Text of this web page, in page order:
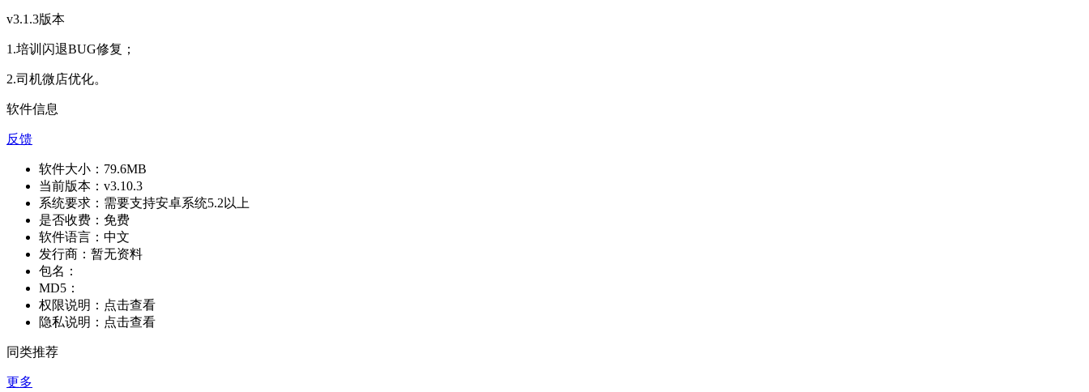
v3.1.3版本
1.培训闪退BUG修复；
2.司机微店优化。
软件信息
反馈
软件大小： 79.6MB
当前版本： v3.10.3
系统要求： 需要支持安卓系统5.2以上
是否收费： 免费
软件语言： 中文
发行商： 暂无资料
包名：
MD5：
权限说明： 点击查看
隐私说明： 点击查看
同类推荐
更多